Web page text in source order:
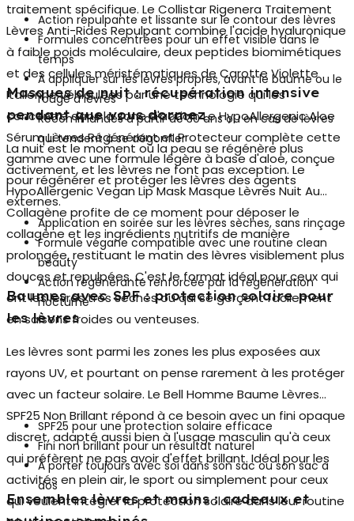
traitement spécifique. Le Collistar Rigenera Traitement
Lèvres Anti-Rides Repulpant combine l'acide hyaluronique
à faible poids moléculaire, deux peptides biomimétiques
et des cellules méristématiques de Carotte Violette
Italienne véhiculées par une technologie qui les
concentre dans la zone d'action. Le HypoAllergenic Aloe
Sérum Lèvres Régénérant et Protecteur complète cette
gamme avec une formule légère à base d'aloe, conçue
pour régénérer et protéger les lèvres des agents
externes.
Action repulpante et lissante sur le contour des lèvres
Formules concentrées pour un effet visible dans le
temps
À appliquer sur les lèvres propres, avant le baume ou le
rouge à lèvres
Recommandés à partir de 30 ans ou en cas de lèvres
qui tendent à se dégonfler
Masques de nuit : récupération intensive
pendant que vous dormez
La nuit est le moment où la peau se régénère plus
activement, et les lèvres ne font pas exception. Le
HypoAllergenic Vegan Lip Mask Masque Lèvres Nuit Au
Collagène profite de ce moment pour déposer le
collagène et les ingrédients nutritifs de manière
prolongée, restituant le matin des lèvres visiblement plus
douces et repulpées. C'est le format idéal pour ceux qui
ont les lèvres très sèches ou qui se gerçent facilement
en saisons froides ou venteuses.
Application en soirée sur les lèvres sèches, sans rinçage
Formule végane compatible avec une routine clean
beauty
Action régénérante renforcée par la régénération
nocturne
Baumes avec SPF : protection solaire pour
les lèvres
Les lèvres sont parmi les zones les plus exposées aux
rayons UV, et pourtant on pense rarement à les protéger
avec un facteur solaire. Le Bell Homme Baume Lèvres
SPF25 Non Brillant répond à ce besoin avec un fini opaque
discret, adapté aussi bien à l'usage masculin qu'à ceux
qui préfèrent ne pas avoir d'effet brillant. Idéal pour les
activités en plein air, le sport ou simplement pour ceux
qui veulent intégrer la protection solaire dans leur routine
SPF25 pour une protection solaire efficace
Fini non brillant pour un résultat naturel
À porter toujours avec soi dans son sac ou son sac à
dos
Ensembles lèvres et mains : cadeaux et